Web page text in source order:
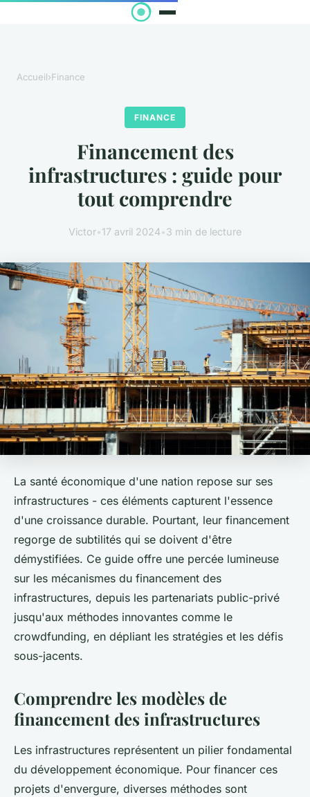
Accueil›Finance
FINANCE
Financement des
infrastructures : guide pour
tout comprendre
Victor•17 avril 2024•3 min de lecture
La santé économique d'une nation repose sur ses
infrastructures - ces éléments capturent l'essence
d'une croissance durable. Pourtant, leur financement
regorge de subtilités qui se doivent d'être
démystifiées. Ce guide offre une percée lumineuse
sur les mécanismes du financement des
infrastructures, depuis les partenariats public-privé
jusqu'aux méthodes innovantes comme le
crowdfunding, en dépliant les stratégies et les défis
sous-jacents.
Comprendre les modèles de
financement des infrastructures
Les infrastructures représentent un pilier fondamental
du développement économique. Pour financer ces
projets d'envergure, diverses méthodes sont